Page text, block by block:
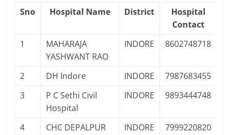
Sno Hospital Name District
Hospital
Contact
1
MAHARAJA
YASHWANT RAO
INDORE 8602748718
2 DH Indore INDORE 7987683455
3
P C Sethi Civil
Hospital
INDORE 9893444748
4 CHC DEPALPUR INDORE 7999220820